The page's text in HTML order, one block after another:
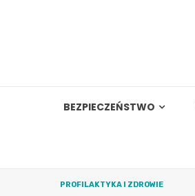
BEZPIECZEŃSTWO
PROFILAKTYKA I ZDROWIE